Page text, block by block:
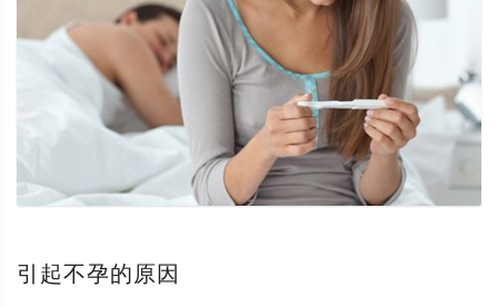
引起不孕的原因